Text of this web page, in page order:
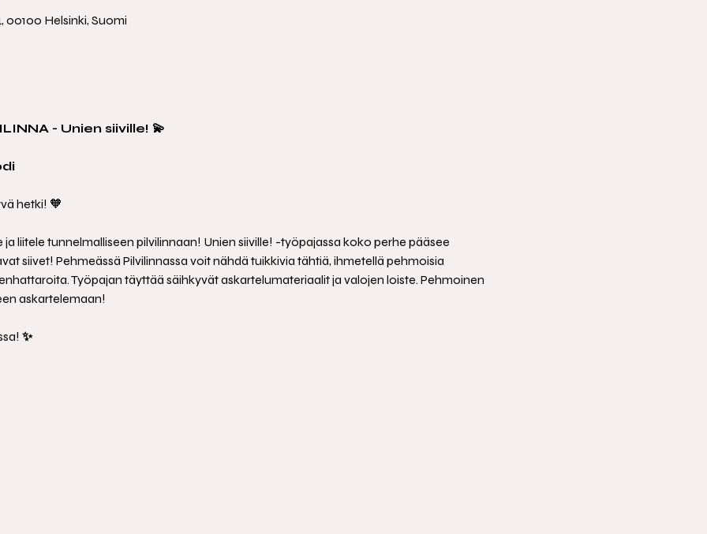
00100 Helsinki, Suomi
- Unien siiville! 💫
hetki! 🧡
ja liitele tunnelmalliseen pilvilinnaan! Unien siiville! -työpajassa koko perhe pääsee
siivet! Pehmeässä Pilvilinnassa voit nähdä tuikkivia tähtiä, ihmetellä pehmoisia
Työpajan täyttää säihkyvät askartelumateriaalit ja valojen loiste. Pehmoinen
askartelemaan!
✨